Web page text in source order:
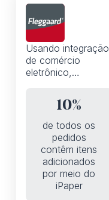
Usando integração
de comércio
eletrônico,
API iPaper, a
Fleggaard
aumentou a
porcentagem de
pedidos que
contêm produtos
adicionados à
cesta do catálogo
digital de 0 para
10%
de todos os
pedidos
contêm itens
adicionados
por meio do
iPaper